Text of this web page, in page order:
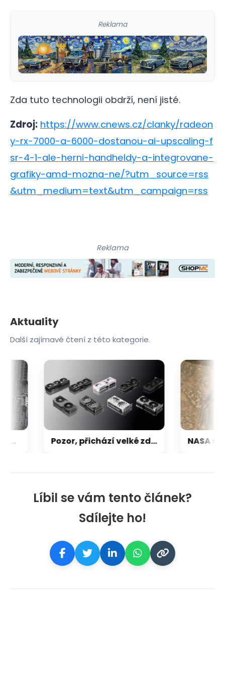
Reklama
Zda tuto technologii obdrží, není jisté.
Zdroj: https://www.cnews.cz/clanky/radeon
y-rx-7000-a-6000-dostanou-ai-upscaling-f
sr-4-1-ale-herni-handheldy-a-integrovane-
grafiky-amd-mozna-ne/?utm_source=rss
&utm_medium=text&utm_campaign=rss
Líbil se vám tento článek?
Sdílejte ho!
Reklama
Aktuality
Další zajímavé čtení z této kategorie.
Pozor, přichází velké zdražování grafických karet pro hráče: Ceny stoupají až o 30–40 %